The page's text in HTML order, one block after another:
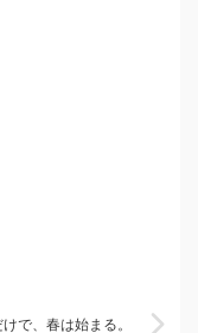
で、春は始まる。